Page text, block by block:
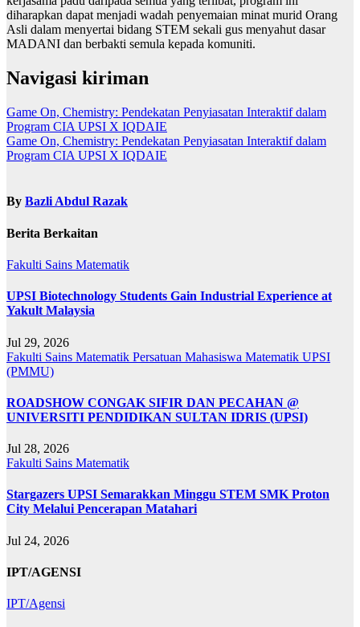
diharapkan dapat menjadi wadah penyemaian minat murid Orang
Asli dalam menyertai bidang STEM sekali gus menyahut dasar
MADANI dan berbakti semula kepada komuniti.
Navigasi kiriman
Game On, Chemistry: Pendekatan Penyiasatan Interaktif dalam
Program CIA UPSI X IQDAIE
Game On, Chemistry: Pendekatan Penyiasatan Interaktif dalam
Program CIA UPSI X IQDAIE
By Bazli Abdul Razak
Berita Berkaitan
Fakulti Sains Matematik
UPSI Biotechnology Students Gain Industrial Experience at
Yakult Malaysia
Jul 29, 2026
Fakulti Sains Matematik Persatuan Mahasiswa Matematik UPSI
(PMMU)
ROADSHOW CONGAK SIFIR DAN PECAHAN @
UNIVERSITI PENDIDIKAN SULTAN IDRIS (UPSI)
Jul 28, 2026
Fakulti Sains Matematik
Stargazers UPSI Semarakkan Minggu STEM SMK Proton
City Melalui Pencerapan Matahari
Jul 24, 2026
IPT/AGENSI
IPT/Agensi